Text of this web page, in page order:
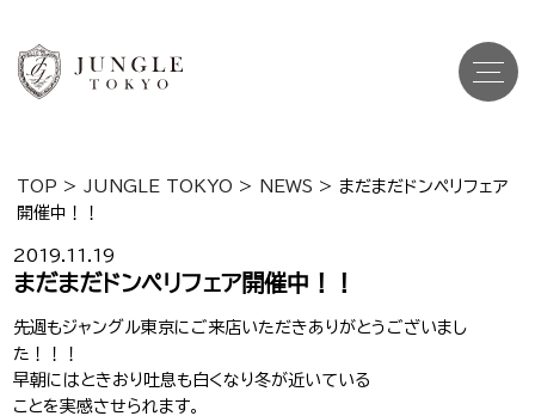
Cast キャスト一覧
Gravure グラビア
Recruit Cast
TOP > JUNGLE TOKYO > NEWS > まだまだドンペリフェア
開催中！！
2019.11.19
まだまだドンペリフェア開催中！！
先週もジャングル東京にご来店いただきありがとうございまし
た！！！
早朝にはときおり吐息も白くなり冬が近いている
ことを実感させられます。